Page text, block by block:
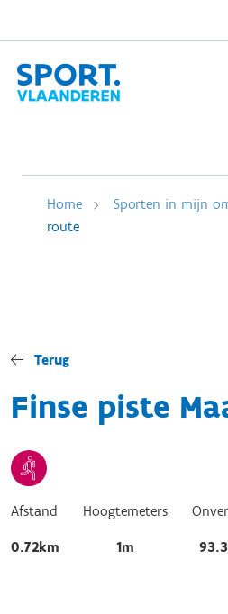
Home Sporten in mijn
route
Terug
Finse piste
Afstand
0.72km
Hoogtemeters
1m